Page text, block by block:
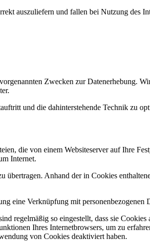
auszuliefern und fallen bei Nutzung des
Zwecken zur Datenerhebung.
und die dahinterstehende Technik zu
die von einem Websiteserver auf Ihre
Internet.
Anhand der in Cookies
eine Verknüpfung mit personenbezogenen
regelmäßig so eingestellt, dass sie
Ihres Internetbrowsers, um zu
von Cookies deaktiviert haben.